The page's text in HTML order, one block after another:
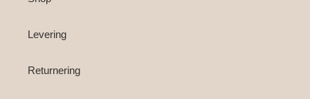
Levering
Returnering